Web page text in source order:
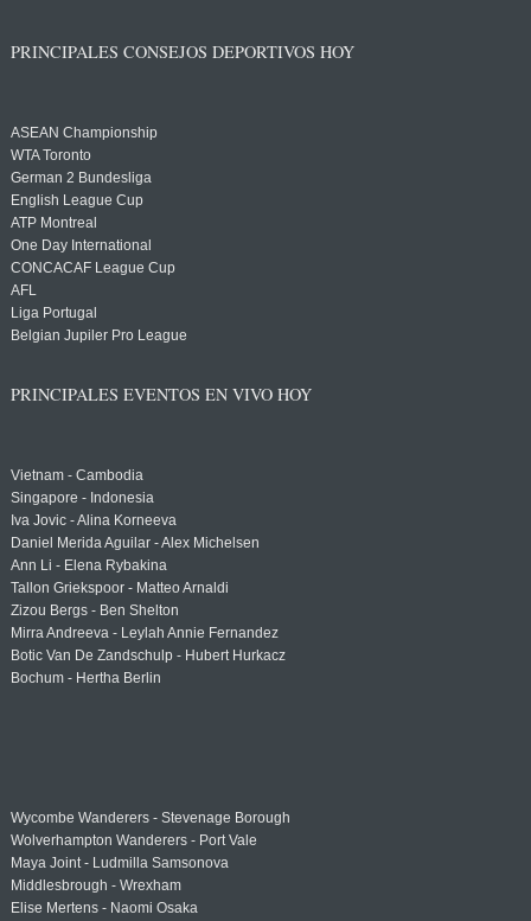
PRINCIPALES CONSEJOS DEPORTIVOS HOY
ASEAN Championship
WTA Toronto
German 2 Bundesliga
English League Cup
ATP Montreal
One Day International
CONCACAF League Cup
AFL
Liga Portugal
Belgian Jupiler Pro League
PRINCIPALES EVENTOS EN VIVO HOY
Vietnam - Cambodia
Singapore - Indonesia
Iva Jovic - Alina Korneeva
Daniel Merida Aguilar - Alex Michelsen
Ann Li - Elena Rybakina
Tallon Griekspoor - Matteo Arnaldi
Zizou Bergs - Ben Shelton
Mirra Andreeva - Leylah Annie Fernandez
Botic Van De Zandschulp - Hubert Hurkacz
Bochum - Hertha Berlin
Wycombe Wanderers - Stevenage Borough
Wolverhampton Wanderers - Port Vale
Maya Joint - Ludmilla Samsonova
Middlesbrough - Wrexham
Elise Mertens - Naomi Osaka